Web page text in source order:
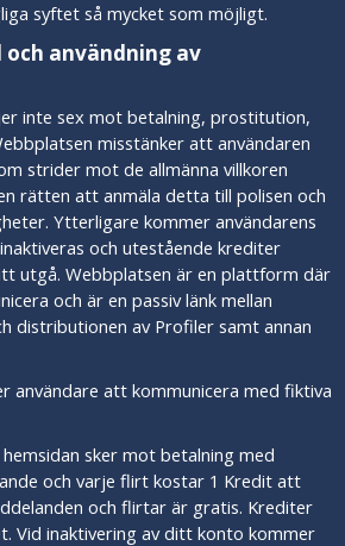
syftet så mycket som möjligt.
användning av
inte sex mot betalning, prostitution,
misstänker att användaren
strider mot de allmänna villkoren
rätten att anmäla detta till polisen och
Ytterligare kommer användarens
och utestående krediter
utgå. Webbplatsen är en plattform där
och är en passiv länk mellan
distributionen av Profiler samt annan
användare att kommunicera med fiktiva
sker mot betalning med
och varje flirt kostar 1 Kredit att
och flirtar är gratis. Krediter
Vid inaktivering av ditt konto kommer